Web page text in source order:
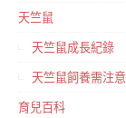
天竺鼠
天竺鼠成長紀錄
天竺鼠飼養需注
育兒百科